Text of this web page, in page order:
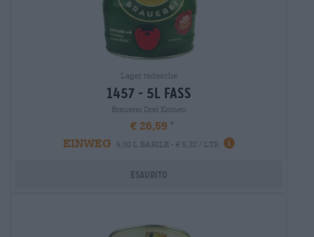
Lager tedesche
1457 - 5l fass
Brauerei Drei Kronen
€ 26,59
EINWEG
5,00 L BARILE - € 5,32 / LTR
Esaurito